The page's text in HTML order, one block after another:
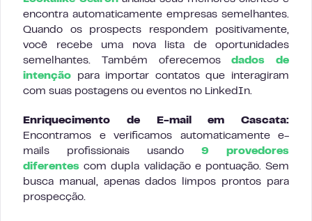
encontra automaticamente empresas semelhantes.
Quando os prospects respondem positivamente,
você recebe uma nova lista de oportunidades
semelhantes. Também oferecemosdados de
intenção para importar contatos que interagiram
com suas postagens ou eventos no LinkedIn.
Enriquecimento de E-mail em Cascata:
Encontramos e verificamos automaticamente e-
mails profissionais usando 9 provedores
diferentes com dupla validação e pontuação. Sem
busca manual, apenas dados limpos prontos para
prospecção.